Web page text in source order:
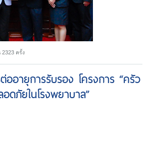
2323 ครั้ง
ออายุการรับรอง โครงการ “ครัว
ดภัยในโรงพยาบาล”